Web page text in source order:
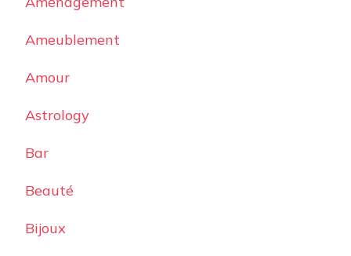
Ameublement
Amour
Astrology
Bar
Beauté
Bijoux